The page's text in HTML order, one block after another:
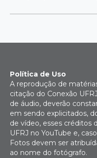
Política de Uso
A reprodução de
citação do Conexão
de áudio, deverão
em sendo explicitados,
de vídeo, esses créditos
UFRJ no YouTube e,
Fotos devem ser
ao nome do fotógrafo.